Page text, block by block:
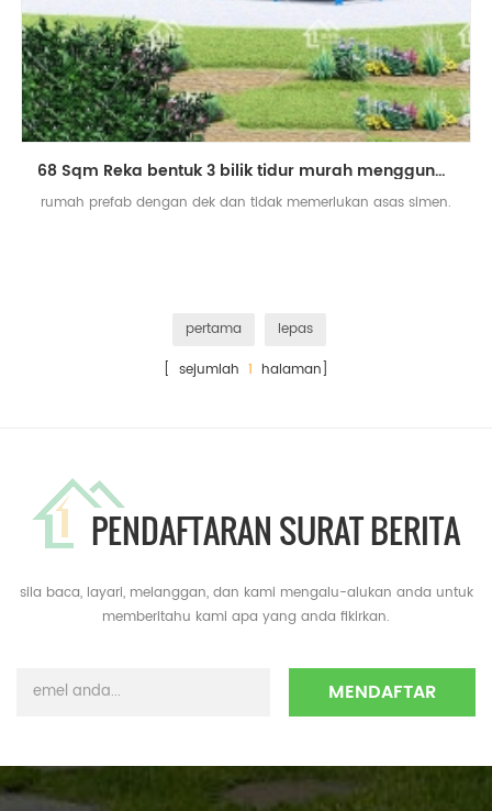
68 Sqm Reka bentuk 3 bilik tidur murah menggunakan rumah prefab dengan dek
rumah prefab dengan dek dan tidak memerlukan asas simen.
pertama
lepas
[ sejumlah 1 halaman]
PENDAFTARAN SURAT BERITA
sila baca, layari, melanggan, dan kami mengalu-alukan anda untuk
memberitahu kami apa yang anda fikirkan.